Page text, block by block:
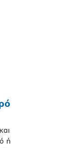
και
ή